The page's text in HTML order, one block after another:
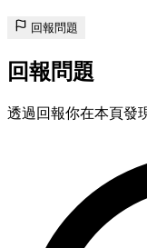
回報問題
回報問題
透過回報你在本頁發